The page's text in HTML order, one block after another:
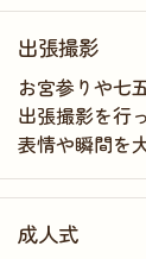
出張撮影
お宮参りや七
出張撮影を行
表情や瞬間を
成人式